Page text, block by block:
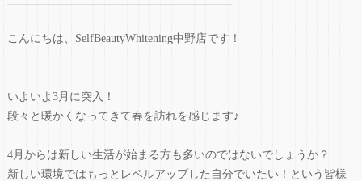
こんにちは、SelfBeautyWhitening中野店です！
いよいよ3月に突入！
段々と暖かくなってきて春を訪れを感じます♪
4月からは新しい生活が始まる方も多いのではないでしょうか？
新しい環境ではもっとレベルアップした自分でいたい！という皆様